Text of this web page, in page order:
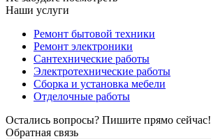
Наши услуги
Ремонт бытовой техники
Ремонт электроники
Сантехнические работы
Электротехнические работы
Сборка и установка мебели
Отделочные работы
Остались вопросы? Пишите прямо сейчас!
Обратная связь